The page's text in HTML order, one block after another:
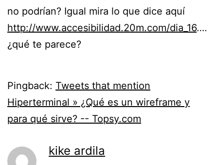
no podrían? Igual mira lo que dice aquí
http://www.accesibilidad.20m.com/dia_16….
¿qué te parece?
Pingback: Tweets that mention
Hiperterminal » ¿Qué es un wireframe y
para qué sirve? -- Topsy.com
kike ardila